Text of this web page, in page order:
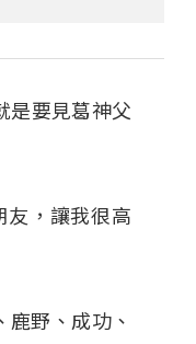
是要見葛神父
友，讓我很高
野、成功、